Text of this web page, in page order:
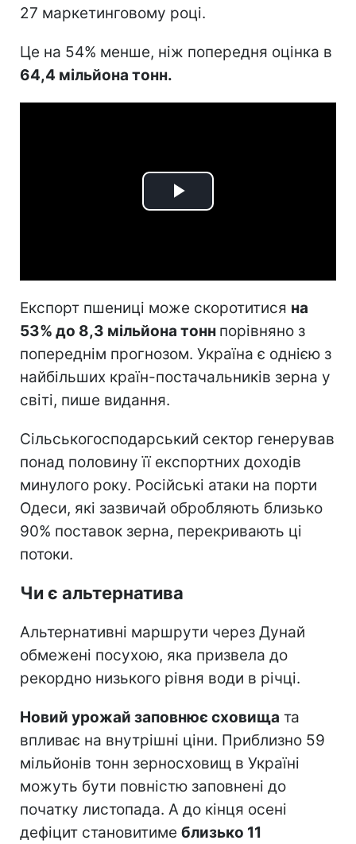
27 маркетинговому році.
Це на 54% менше, ніж попередня оцінка в
64,4 мільйона тонн.
Play
Експорт пшениці може скоротитися на
53% до 8,3 мільйона тонн порівняно з
попереднім прогнозом. Україна є однією з
найбільших країн-постачальників зерна у
світі, пише видання.
Сільськогосподарський сектор генерував
понад половину її експортних доходів
минулого року. Російські атаки на порти
Одеси, які зазвичай обробляють близько
90% поставок зерна, перекривають ці
потоки.
Чи є альтернатива
Альтернативні маршрути через Дунай
обмежені посухою, яка призвела до
рекордно низького рівня води в річці.
Новий урожай заповнює сховища та
впливає на внутрішні ціни. Приблизно 59
мільйонів тонн зерносховищ в Україні
можуть бути повністю заповнені до
початку листопада. А до кінця осені
дефіцит становитиме близько 11